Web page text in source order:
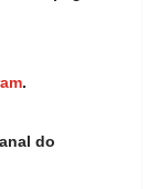
.
do